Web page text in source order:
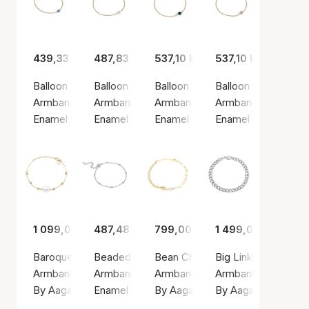
439,33 kr
Balloon Bracelet Steel Blue
Armband, Guldfärg / Guldpläterat sterlingsilver 925
Enamel Copenhagen
487,83 kr
Balloon Daisy Bracelet
Armband, Guldfärg / Guldpläterat
Enamel Copenhagen
537,10 kr
Balloon Petrol Green Bracelet
Armband, Guldfärg /
Enamel Copenhagen
537,10 kr
Balloon Sparkle
Armband, Guldfärg
Enamel
1 099,00 kr
Baroque Pearl Bracelet
Armband, Guldfärg / Guldpläterat sterlingsilver 925
By Aagaard
487,48 kr
Beaded Chain Bracelet
Armband, Silverfärg / Silver sterling 925
Enamel Copenhagen
799,00 kr
Bean Chain Bracelet
Armband, Guldfärg /
By Aagaard
1 499,00 kr
Big Links Bracelet
Armband,
By Aagaard